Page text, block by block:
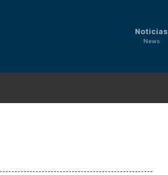
Noticias
News